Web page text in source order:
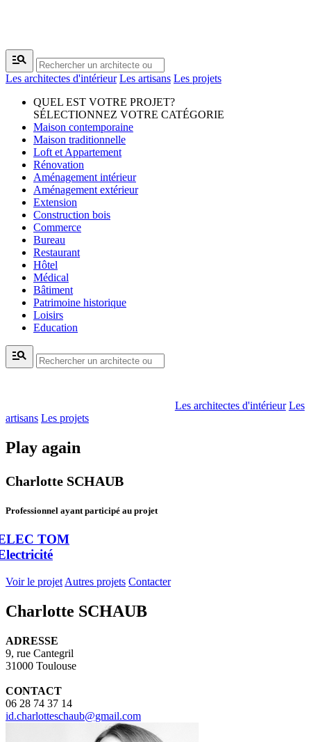
manage_search
Les architectes d'intérieur Les artisans Les projets
QUEL EST VOTRE PROJET?
SÉLECTIONNEZ VOTRE CATÉGORIE
Maison contemporaine
Maison traditionnelle
Loft et Appartement
Rénovation
Aménagement intérieur
Aménagement extérieur
Extension
Construction bois
Commerce
Bureau
Restaurant
Hôtel
Médical
Bâtiment
Patrimoine historique
Loisirs
Education
manage_search
Les architectes d'intérieur Les
artisans Les projets
Play again
Charlotte SCHAUB
Professionnel ayant participé au projet
TOM
Voir le projet Autres projets Contacter
Charlotte SCHAUB
ADRESSE
9, rue Cantegril
31000 Toulouse
CONTACT
06 28 74 37 14
id.charlotteschaub@gmail.com